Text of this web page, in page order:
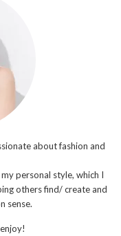
about fashion and
my personal style, which I
others find/ create and
sense.